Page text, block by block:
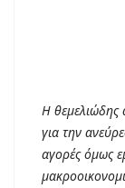
Η θεμελιώδης
για την
αγορές όμως